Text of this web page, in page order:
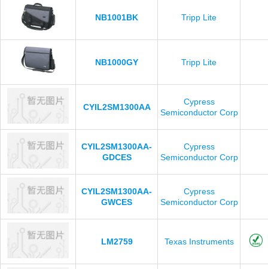
NB1001BK Tripp Lite
NB1000GY Tripp Lite
CYIL2SM1300AA
Cypress
Semiconductor Corp
CYIL2SM1300AA-
GDCES
Cypress
Semiconductor Corp
CYIL2SM1300AA-
GWCES
Cypress
Semiconductor Corp
LM2759 Texas Instruments